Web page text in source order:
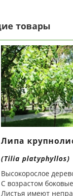
товары
Липа
(Tilia platyphyllos)
Высокорослое
С возрастом
Листья имеют